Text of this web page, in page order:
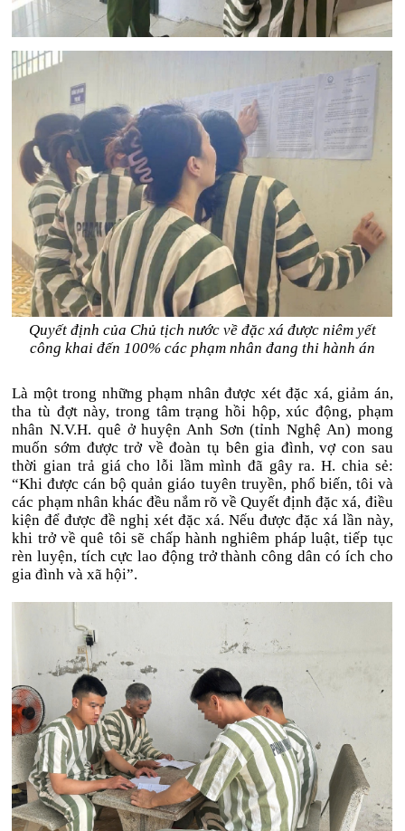
Quyết định của Chủ tịch nước về đặc xá được niêm yết
công khai đến 100% các phạm nhân đang thi hành án
Là một trong những phạm nhân được xét đặc xá, giảm án,
tha tù đợt này, trong tâm trạng hồi hộp, xúc động, phạm
nhân N.V.H. quê ở huyện Anh Sơn (tỉnh Nghệ An) mong
muốn sớm được trở về đoàn tụ bên gia đình, vợ con sau
thời gian trả giá cho lỗi lầm mình đã gây ra. H. chia sẻ:
“Khi được cán bộ quản giáo tuyên truyền, phổ biến, tôi và
các phạm nhân khác đều nắm rõ về Quyết định đặc xá, điều
kiện để được đề nghị xét đặc xá. Nếu được đặc xá lần này,
khi trở về quê tôi sẽ chấp hành nghiêm pháp luật, tiếp tục
rèn luyện, tích cực lao động trở thành công dân có ích cho
gia đình và xã hội”.